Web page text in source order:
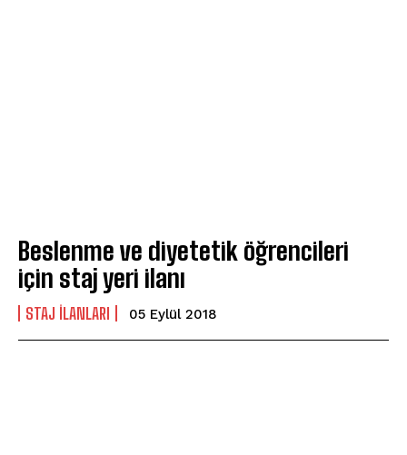
Beslenme ve diyetetik öğrencileri
için staj yeri ilanı
STAJ ILANLARI 05 Eylül 2018